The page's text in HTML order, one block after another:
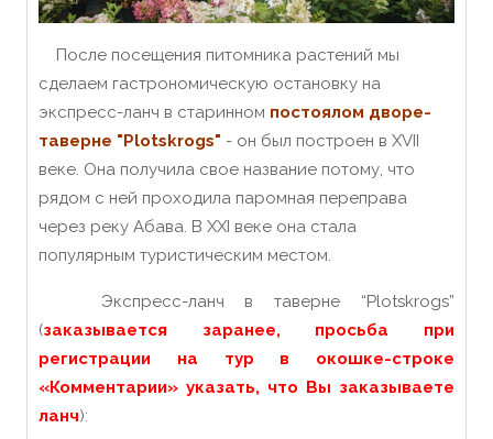
После посещения питомника растений мы
сделаем гастрономическую остановку на
экспресс-ланч в старинном постоялом дворе-
таверне "Plotskrogs" - он был построен в XVII
веке. Она получила свое название потому, что
рядом с ней проходила паромная переправа
через реку Абава. В XXI веке она стала
популярным туристическим местом.
Экспресс-ланч в таверне “Plotskrogs”
(заказывается заранее, просьба при
регистрации на тур в окошке-строке
«Комментарии» указать, что Вы заказываете
ланч):